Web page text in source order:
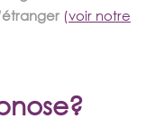
(voir notre